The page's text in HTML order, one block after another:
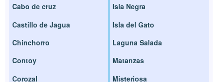
Cabo de cruz
Castillo de Jagua
Chinchorro
Contoy
Corozal
Isla Negra
Isla del Gato
Laguna Salada
Matanzas
Misteriosa